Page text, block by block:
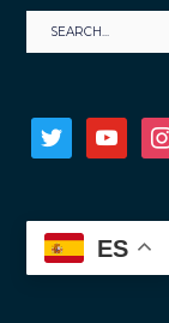
twitter
ES